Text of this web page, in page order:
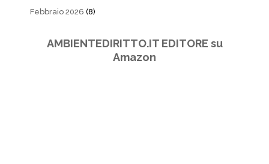
Febbraio 2026 (8)
AMBIENTEDIRITTO.IT EDITORE su
Amazon